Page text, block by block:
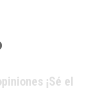
¡Sé el